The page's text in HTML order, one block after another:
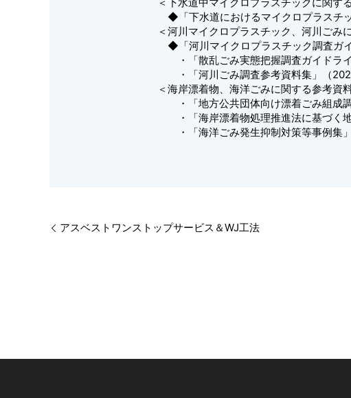
◆「下水道におけるマイクロプラスチ
＜河川マイクロプラスチック、河川ごみ
◆「河川マイクロプラスチック調査ガイ
・「散乱ごみ実態把握調査ガイドライ
・「河川ごみ調査参考資料集」（2021
＜海岸漂着物、海洋ごみに関する参考資
・「地方公共団体向け漂着ごみ組成調
・「海岸漂着物処理推進法に基づく地
・「海洋ごみ発生抑制対策等事例集」
アスベストワンストップサービス＆WJ工法